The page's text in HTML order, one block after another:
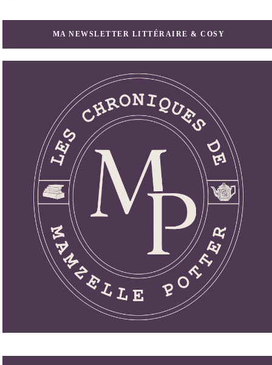
MA NEWSLETTER LITTÉRAIRE & COSY